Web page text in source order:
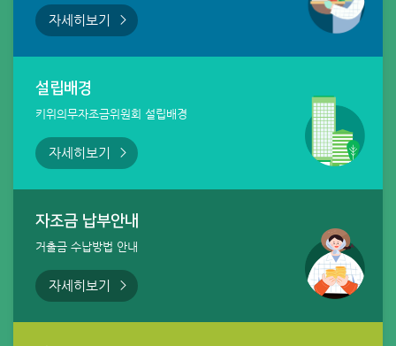
자세히보기
설립배경
키위의무자조금위원회 설립배경
자세히보기
자조금 납부안내
거출금 수납방법 안내
자세히보기